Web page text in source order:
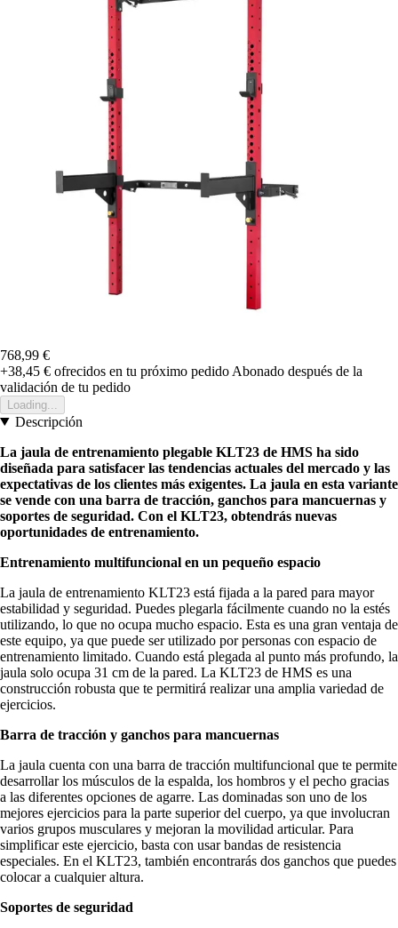
768,99 €
+38,45 € ofrecidos en tu próximo pedido Abonado después de la
validación de tu pedido
Loading...
Descripción
La jaula de entrenamiento plegable KLT23 de HMS ha sido
diseñada para satisfacer las tendencias actuales del mercado y las
expectativas de los clientes más exigentes. La jaula en esta variante
se vende con una barra de tracción, ganchos para mancuernas y
soportes de seguridad. Con el KLT23, obtendrás nuevas
oportunidades de entrenamiento.
Entrenamiento multifuncional en un pequeño espacio
La jaula de entrenamiento KLT23 está fijada a la pared para mayor
estabilidad y seguridad. Puedes plegarla fácilmente cuando no la estés
utilizando, lo que no ocupa mucho espacio. Esta es una gran ventaja de
este equipo, ya que puede ser utilizado por personas con espacio de
entrenamiento limitado. Cuando está plegada al punto más profundo, la
jaula solo ocupa 31 cm de la pared. La KLT23 de HMS es una
construcción robusta que te permitirá realizar una amplia variedad de
ejercicios.
Barra de tracción y ganchos para mancuernas
La jaula cuenta con una barra de tracción multifuncional que te permite
desarrollar los músculos de la espalda, los hombros y el pecho gracias
a las diferentes opciones de agarre. Las dominadas son uno de los
mejores ejercicios para la parte superior del cuerpo, ya que involucran
varios grupos musculares y mejoran la movilidad articular. Para
simplificar este ejercicio, basta con usar bandas de resistencia
especiales. En el KLT23, también encontrarás dos ganchos que puedes
colocar a cualquier altura.
Soportes de seguridad